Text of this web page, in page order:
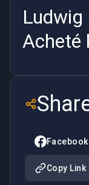
Ludwig
Acheté
d'Evo: la
FGC
Cuite |
Facebook
Copy Link